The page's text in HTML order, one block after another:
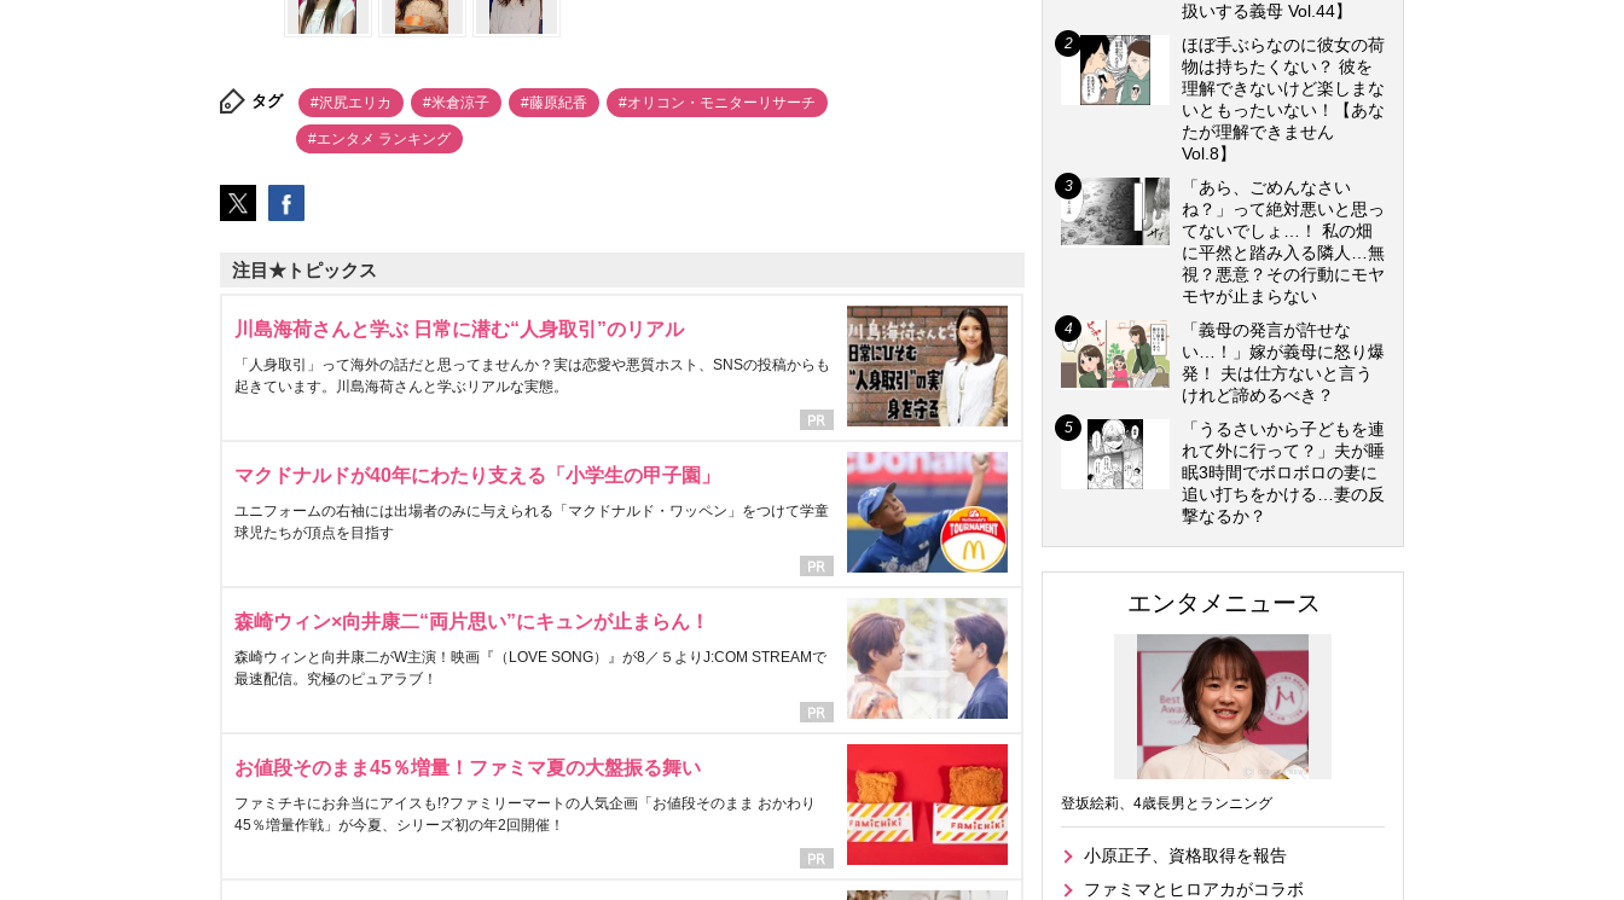
タグ #沢尻エリカ #米倉涼子 #藤原紀香 #オリコン・モニターリサーチ
#エンタメ ランキング
注目★トピックス
川島海荷さんと学ぶ 日常に潜む“人身取引”のリアル
「人身取引」って海外の話だと思ってませんか？実は恋愛や悪質ホスト、SNSの投稿からも
起きています。川島海荷さんと学ぶリアルな実態。
マクドナルドが40年にわたり支える「小学生の甲子園」
ユニフォームの右袖には出場者のみに与えられる「マクドナルド・ワッペン」をつけて学童
球児たちが頂点を目指す
森崎ウィン×向井康二“両片思い”にキュンが止まらん！
森崎ウィンと向井康二がW主演！映画『（LOVE SONG）』が8／５よりJ:COM STREAMで
最速配信。究極のピュアラブ！
お値段そのまま45％増量！ファミマ夏の大盤振る舞い
ファミチキにお弁当にアイスも!?ファミリーマートの人気企画「お値段そのまま おかわり
45％増量作戦」が今夏、シリーズ初の年2回開催！
扱いする義母 Vol.44】
ほぼ手ぶらなのに彼女の荷
物は持ちたくない？ 彼を
理解できないけど楽しまな
いともったいない！【あな
たが理解できません
Vol.8】
「あら、ごめんなさい
ね？」って絶対悪いと思っ
てないでしょ…！ 私の畑
に平然と踏み入る隣人…無
視？悪意？その行動にモヤ
モヤが止まらない
「義母の発言が許せな
い…！」嫁が義母に怒り爆
発！ 夫は仕方ないと言う
けれど諦めるべき？
「うるさいから子どもを連
れて外に行って？」夫が睡
眠3時間でボロボロの妻に
追い打ちをかける…妻の反
撃なるか？
エンタメニュース
登坂絵莉、4歳長男とランニング
小原正子、資格取得を報告
ファミマとヒロアカがコラボ